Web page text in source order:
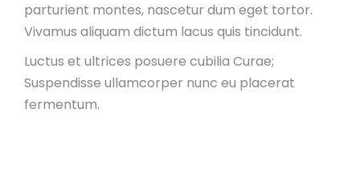
parturient montes, nascetur dum eget tortor.
Vivamus aliquam dictum lacus quis tincidunt.
Luctus et ultrices posuere cubilia Curae;
Suspendisse ullamcorper nunc eu placerat
fermentum.